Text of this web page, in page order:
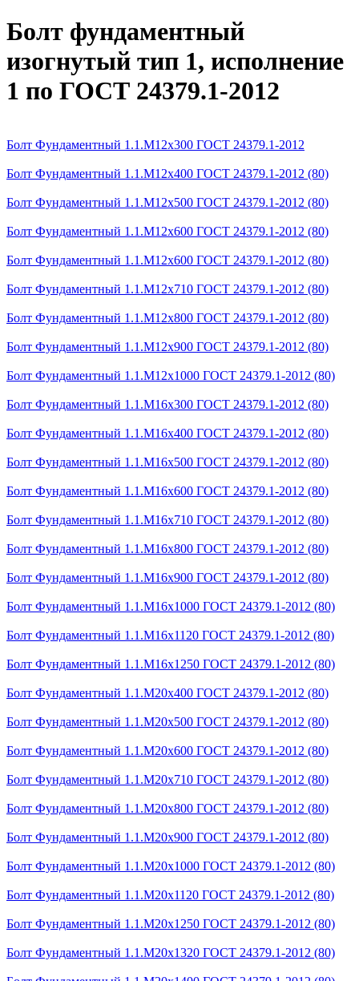
Болт фундаментный
изогнутый тип 1, исполнение
1 по ГОСТ 24379.1-2012
Болт Фундаментный 1.1.М12х300 ГОСТ 24379.1-2012
Болт Фундаментный 1.1.М12х400 ГОСТ 24379.1-2012 (80)
Болт Фундаментный 1.1.М12х500 ГОСТ 24379.1-2012 (80)
Болт Фундаментный 1.1.М12х600 ГОСТ 24379.1-2012 (80)
Болт Фундаментный 1.1.М12х600 ГОСТ 24379.1-2012 (80)
Болт Фундаментный 1.1.М12х710 ГОСТ 24379.1-2012 (80)
Болт Фундаментный 1.1.М12х800 ГОСТ 24379.1-2012 (80)
Болт Фундаментный 1.1.М12х900 ГОСТ 24379.1-2012 (80)
Болт Фундаментный 1.1.М12х1000 ГОСТ 24379.1-2012 (80)
Болт Фундаментный 1.1.М16х300 ГОСТ 24379.1-2012 (80)
Болт Фундаментный 1.1.М16х400 ГОСТ 24379.1-2012 (80)
Болт Фундаментный 1.1.М16х500 ГОСТ 24379.1-2012 (80)
Болт Фундаментный 1.1.М16х600 ГОСТ 24379.1-2012 (80)
Болт Фундаментный 1.1.М16х710 ГОСТ 24379.1-2012 (80)
Болт Фундаментный 1.1.М16х800 ГОСТ 24379.1-2012 (80)
Болт Фундаментный 1.1.М16х900 ГОСТ 24379.1-2012 (80)
Болт Фундаментный 1.1.М16х1000 ГОСТ 24379.1-2012 (80)
Болт Фундаментный 1.1.М16х1120 ГОСТ 24379.1-2012 (80)
Болт Фундаментный 1.1.М16х1250 ГОСТ 24379.1-2012 (80)
Болт Фундаментный 1.1.М20х400 ГОСТ 24379.1-2012 (80)
Болт Фундаментный 1.1.М20х500 ГОСТ 24379.1-2012 (80)
Болт Фундаментный 1.1.М20х600 ГОСТ 24379.1-2012 (80)
Болт Фундаментный 1.1.М20х710 ГОСТ 24379.1-2012 (80)
Болт Фундаментный 1.1.М20х800 ГОСТ 24379.1-2012 (80)
Болт Фундаментный 1.1.М20х900 ГОСТ 24379.1-2012 (80)
Болт Фундаментный 1.1.М20х1000 ГОСТ 24379.1-2012 (80)
Болт Фундаментный 1.1.М20х1120 ГОСТ 24379.1-2012 (80)
Болт Фундаментный 1.1.М20х1250 ГОСТ 24379.1-2012 (80)
Болт Фундаментный 1.1.М20х1320 ГОСТ 24379.1-2012 (80)